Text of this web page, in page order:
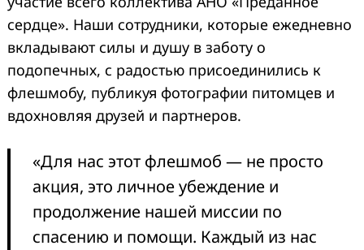
сердце». Наши сотрудники, которые ежедневно
вкладывают силы и душу в заботу о
подопечных, с радостью присоединились к
флешмобу, публикуя фотографии питомцев и
вдохновляя друзей и партнеров.
«Для нас этот флешмоб — не просто
акция, это личное убеждение и
продолжение нашей миссии по
спасению и помощи. Каждый из нас